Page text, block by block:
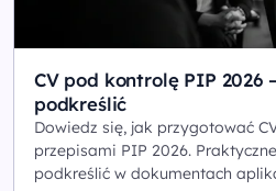
CV pod kontrolę PIP 2026
podkreślić
Dowiedz się, jak przygotować
przepisami PIP 2026.
podkreślić w dokumentach